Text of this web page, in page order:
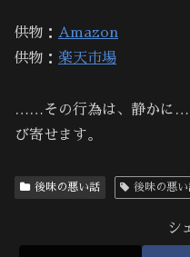
供物： Amazon
供物： 楽天市場
……その行為は、静かに
び寄せます。
後味の悪い話 後味の悪い
シ